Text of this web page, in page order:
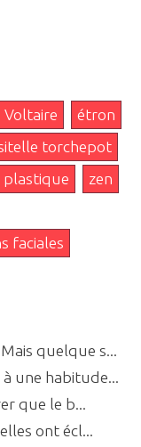
Voltaire
étron
torchepot
plastique
zen
faciales
quelque s...
une habitude...
que le b...
ont écl...